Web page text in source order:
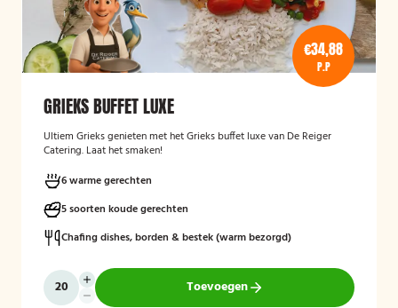
€34,88
P.P
GRIEKS BUFFET LUXE
Ultiem Grieks genieten met het Grieks buffet luxe van De Reiger
Catering. Laat het smaken!
6 warme gerechten
5 soorten koude gerechten
Chafing dishes, borden & bestek (warm bezorgd)
Toevoegen